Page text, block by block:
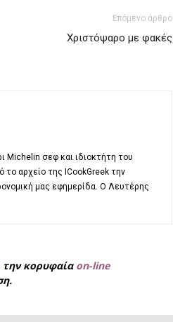
Επόμενο άρθρο
Χριστόψαρο με φακές
Michelin σεφ και ιδιοκτήτη του
αρχείο της ΙCookGreek την
μας εφημερίδα. Ο Λευτέρης
την κορυφαία on-line